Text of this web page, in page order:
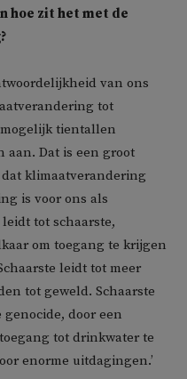
hoe zit het met de
van ons
tot
tientallen
Dat is een groot
klimaatverandering
is voor ons als
tot schaarste,
om toegang te krijgen
leidt tot meer
tot geweld. Schaarste
door een
tot drinkwater te
enorme uitdagingen.’